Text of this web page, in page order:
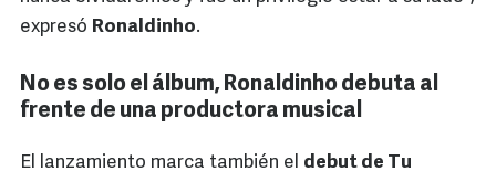
expresó Ronaldinho.
No es solo el álbum, Ronaldinho debuta al
frente de una productora musical
El lanzamiento marca también el debut de Tu